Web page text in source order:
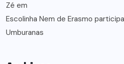
Zé em
Escolinha Nem de Erasmo
Umburanas